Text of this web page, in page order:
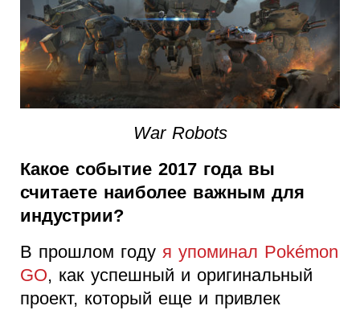
War Robots
Какое событие 2017 года вы
считаете наиболее важным для
индустрии?
В прошлом году я упоминал Pokémon
GO, как успешный и оригинальный
проект, который еще и привлек